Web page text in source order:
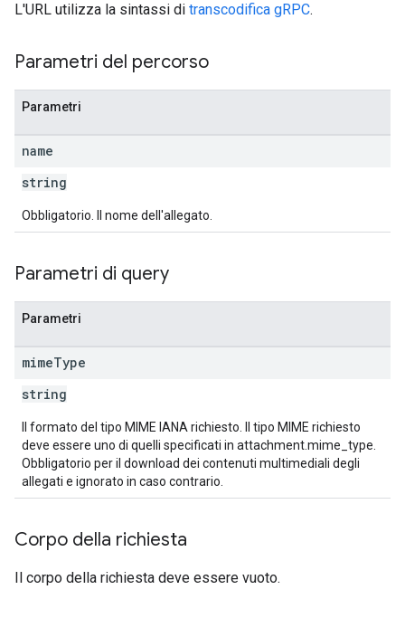
L'URL utilizza la sintassi di transcodifica gRPC.
Parametri del percorso
Parametri
name
string
Obbligatorio. Il nome dell'allegato.
Parametri di query
Parametri
mimeType
string
Il formato del tipo MIME IANA richiesto. Il tipo MIME richiesto
deve essere uno di quelli specificati in attachment.mime_type.
Obbligatorio per il download dei contenuti multimediali degli
allegati e ignorato in caso contrario.
Corpo della richiesta
Il corpo della richiesta deve essere vuoto.